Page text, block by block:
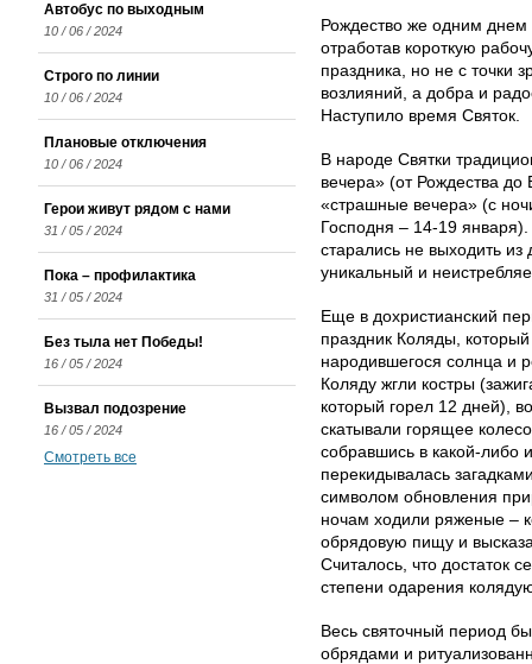
Рождество же одним днем
отработав короткую
праздника, но не с точки
возлияний, а добра и
Наступило время Святок.
В народе Святки
вечера» (от Рождества
«страшные вечера» (с
Господня – 14-19
старались не выходить
уникальный и
Еще в дохристианский
праздник Коляды,
народившегося солнца и
Коляду жгли костры
который горел 12 дней),
скатывали горящее
собравшись в какой-либо
перекидывалась
символом обновления
ночам ходили ряженые –
обрядовую пищу и
Считалось, что достаток
степени одарения
Весь святочный период
обрядами и
Автобус по выходным
10 / 06 / 2024
Строго по линии
10 / 06 / 2024
Плановые отключения
10 / 06 / 2024
Герои живут рядом с нами
31 / 05 / 2024
Пока – профилактика
31 / 05 / 2024
Без тыла нет Победы!
16 / 05 / 2024
Вызвал подозрение
16 / 05 / 2024
Смотреть все